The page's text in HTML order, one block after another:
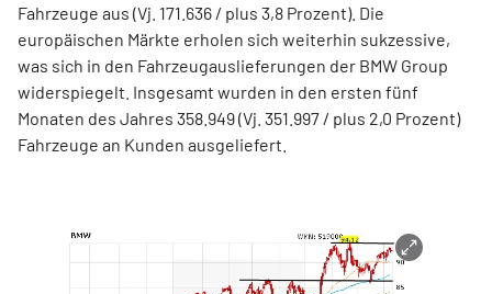
Fahrzeuge aus (Vj. 171.636 / plus 3,8 Prozent). Die
europäischen Märkte erholen sich weiterhin sukzessive,
was sich in den Fahrzeugauslieferungen der BMW Group
widerspiegelt. Insgesamt wurden in den ersten fünf
Monaten des Jahres 358.949 (Vj. 351.997 / plus 2,0 Prozent)
Fahrzeuge an Kunden ausgeliefert.